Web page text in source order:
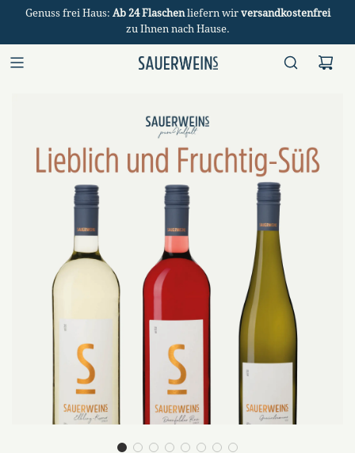
Genuss frei Haus: Ab 24 Flaschenliefern wir versandkostenfrei
zu Ihnen nach Hause.